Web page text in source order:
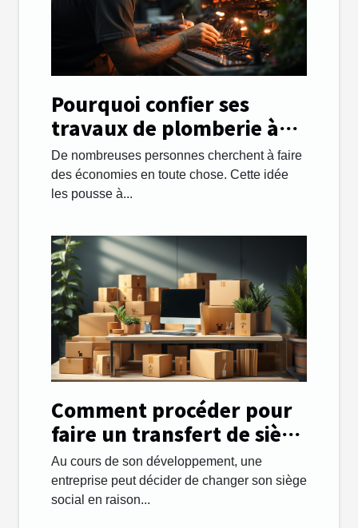
Pourquoi confier ses
travaux de plomberie à
une entreprise ?
De nombreuses personnes cherchent à faire
des économies en toute chose. Cette idée
les pousse à...
Comment procéder pour
faire un transfert de siège
social facilement ?
Au cours de son développement, une
entreprise peut décider de changer son siège
social en raison...